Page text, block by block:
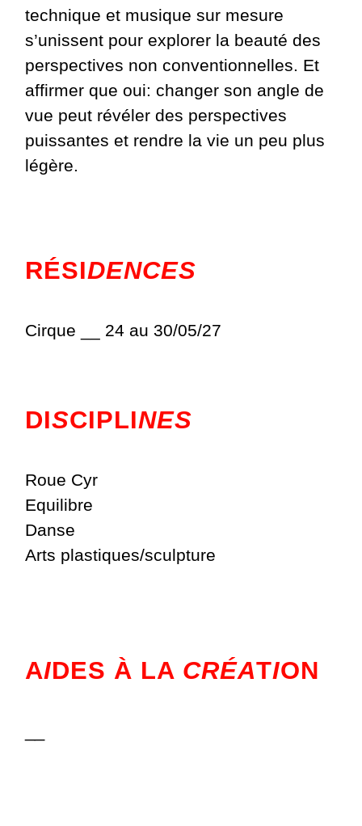
technique et musique sur mesure
s’unissent pour explorer la beauté des
perspectives non conventionnelles. Et
affirmer que oui: changer son angle de
vue peut révéler des perspectives
puissantes et rendre la vie un peu plus
légère.
RÉSIDENCES
Cirque __ 24 au 30/05/27
DISCIPLINES
Roue Cyr
Equilibre
Danse
Arts plastiques/sculpture
AIDES À LA CRÉATION